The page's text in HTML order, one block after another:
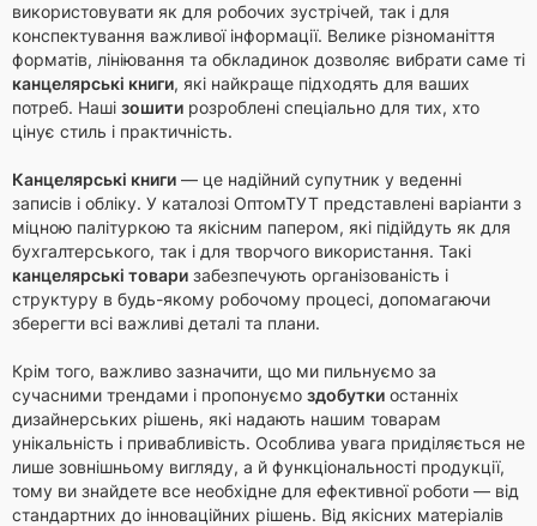
використовувати як для робочих зустрічей, так і для
конспектування важливої інформації. Велике різноманіття
форматів, лініювання та обкладинок дозволяє вибрати саме ті
канцелярські книги, які найкраще підходять для ваших
потреб. Наші зошити розроблені спеціально для тих, хто
цінує стиль і практичність.
Канцелярські книги — це надійний супутник у веденні
записів і обліку. У каталозі ОптомТУТ представлені варіанти з
міцною палітуркою та якісним папером, які підійдуть як для
бухгалтерського, так і для творчого використання. Такі
канцелярські товари забезпечують організованість і
структуру в будь-якому робочому процесі, допомагаючи
зберегти всі важливі деталі та плани.
Крім того, важливо зазначити, що ми пильнуємо за
сучасними трендами і пропонуємо здобутки останніх
дизайнерських рішень, які надають нашим товарам
унікальність і привабливість. Особлива увага приділяється не
лише зовнішньому вигляду, а й функціональності продукції,
тому ви знайдете все необхідне для ефективної роботи — від
стандартних до інноваційних рішень. Від якісних матеріалів